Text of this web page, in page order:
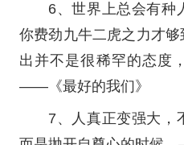
6、世界上总会有种
你费劲九牛二虎之力才
出并不是很稀罕的态度
——《最好的我们》
7、人真正变强大，